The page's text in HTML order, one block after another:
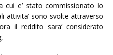
cui e’ stato commissionato lo
attivita’ sono svolte attraverso
il reddito sara’ considerato